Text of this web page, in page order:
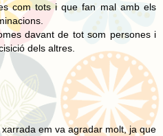
com tots i que fan mal amb els
davant de tot som persones i
dels altres.
em va agradar molt, ja que